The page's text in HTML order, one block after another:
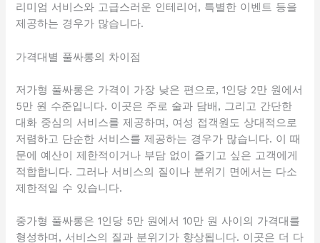
리미엄 서비스와 고급스러운 인테리어, 특별한 이벤트 등을
제공하는 경우가 많습니다.
가격대별 풀싸롱의 차이점
저가형 풀싸롱은 가격이 가장 낮은 편으로, 1인당 2만 원에서
5만 원 수준입니다. 이곳은 주로 술과 담배, 그리고 간단한
대화 중심의 서비스를 제공하며, 여성 접객원도 상대적으로
저렴하고 단순한 서비스를 제공하는 경우가 많습니다. 이 때
문에 예산이 제한적이거나 부담 없이 즐기고 싶은 고객에게
적합합니다. 그러나 서비스의 질이나 분위기 면에서는 다소
제한적일 수 있습니다.
중가형 풀싸롱은 1인당 5만 원에서 10만 원 사이의 가격대를
형성하며, 서비스의 질과 분위기가 향상됩니다. 이곳은 더 다